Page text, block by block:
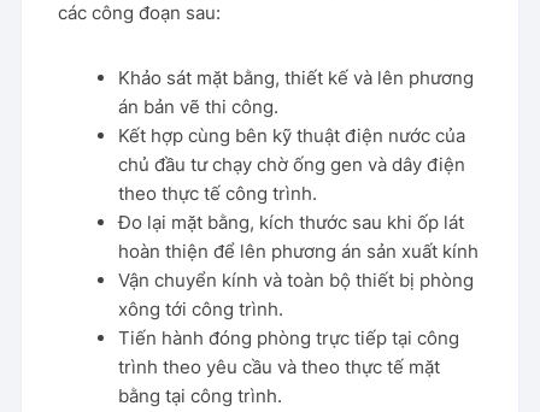
các công đoạn sau:
Khảo sát mặt bằng, thiết kế và lên phương
án bản vẽ thi công.
Kết hợp cùng bên kỹ thuật điện nước của
chủ đầu tư chạy chờ ống gen và dây điện
theo thực tế công trình.
Đo lại mặt bằng, kích thước sau khi ốp lát
hoàn thiện để lên phương án sản xuất kính
Vận chuyển kính và toàn bộ thiết bị phòng
xông tới công trình.
Tiến hành đóng phòng trực tiếp tại công
trình theo yêu cầu và theo thực tế mặt
bằng tại công trình.